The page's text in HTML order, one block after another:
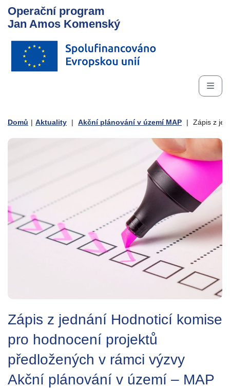
Operační program
Jan Amos Komenský
Domů | Aktuality | Akční plánování v území MAP | Zápis z
Zápis z jednání Hodnoticí komise
pro hodnocení projektů
předložených v rámci výzvy
Akční plánování v území – MAP